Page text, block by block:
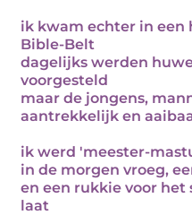
ik kwam echter in een
Bible-Belt
dagelijks werden
voorgesteld
maar de jongens,
aantrekkelijk en
ik werd 'meester-
in de morgen vroeg,
en een rukkie voor het
laat